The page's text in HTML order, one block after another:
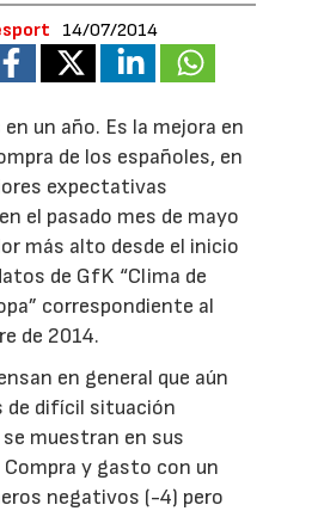
14/07/2014
un año. Es la mejora en
de los españoles, en
expectativas
el pasado mes de mayo
más alto desde el inicio
de GfK “Clima de
correspondiente al
de 2014.
en general que aún
de difícil situación
muestran en sus
y gasto con un
negativos (-4) pero